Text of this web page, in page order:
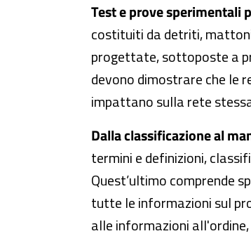
Test e prove sperimentali
costituiti da detriti,
progettate, sottoposte a
devono dimostrare che le
impattano sulla rete
Dalla classificazione al
termini e definizioni,
Quest’ultimo comprende
tutte le informazioni sul
alle informazioni